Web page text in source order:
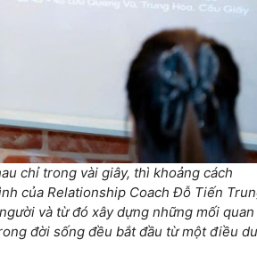
chỉ trong vài giây, thì khoảng cách
của Relationship Coach Đỗ Tiến
và từ đó xây dựng những mối quan
đời sống đều bắt đầu từ một điều